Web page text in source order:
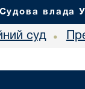
Судова влада
суд •